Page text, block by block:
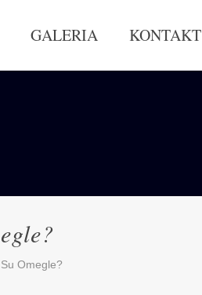
GALERIA KONTAKT
Omegle?